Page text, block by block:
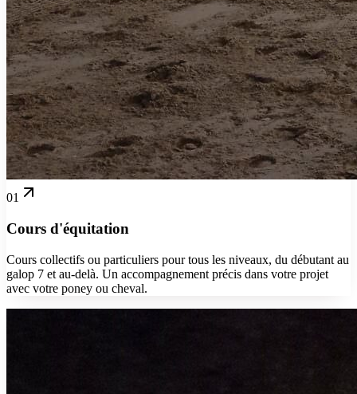
01
Cours d'équitation
Cours collectifs ou particuliers pour tous les niveaux, du débutant au
galop 7 et au-delà. Un accompagnement précis dans votre projet
avec votre poney ou cheval.